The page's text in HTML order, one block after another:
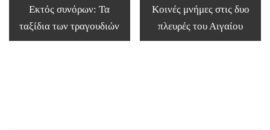
Εκτός συνόρων: Τα
ταξίδια των τραγουδιών
Κοινές μνήμες στις δυο
πλευρές του Αιγαίου